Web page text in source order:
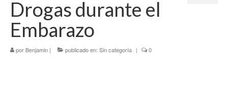
Tercer Trimestre
Blog
Drogas durante el
Embarazo
por Benjamin | publicado en: Sin categoría | 0